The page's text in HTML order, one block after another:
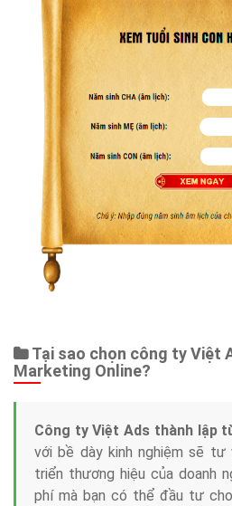
Tại sao chọn công ty Việt
Marketing Online?
Công ty Việt Ads thành lập
với bề dày kinh nghiệm sẽ tư
triển thương hiệu của doanh
phí mà bạn có thể đầu tư